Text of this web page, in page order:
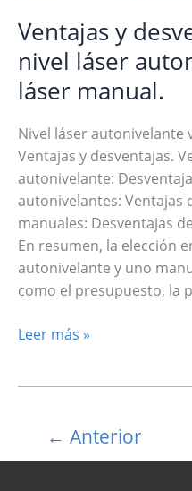
Ventajas y
nivel láser
láser manual.
Nivel láser autonivelante
Ventajas y desventajas.
autonivelante:
autonivelantes: Ventajas
manuales: Desventajas
En resumen, la elección
autonivelante y uno
como el presupuesto, la
Ventajas
Leer más »
← Anterior